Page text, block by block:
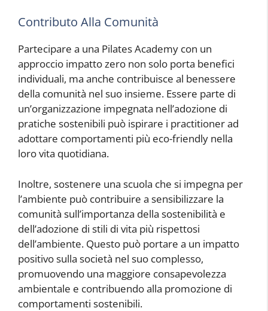
Contributo Alla Comunità
Partecipare a una Pilates Academy con un
approccio impatto zero non solo porta benefici
individuali, ma anche contribuisce al benessere
della comunità nel suo insieme. Essere parte di
un’organizzazione impegnata nell’adozione di
pratiche sostenibili può ispirare i practitioner ad
adottare comportamenti più eco-friendly nella
loro vita quotidiana.
Inoltre, sostenere una scuola che si impegna per
l’ambiente può contribuire a sensibilizzare la
comunità sull’importanza della sostenibilità e
dell’adozione di stili di vita più rispettosi
dell’ambiente. Questo può portare a un impatto
positivo sulla società nel suo complesso,
promuovendo una maggiore consapevolezza
ambientale e contribuendo alla promozione di
comportamenti sostenibili.